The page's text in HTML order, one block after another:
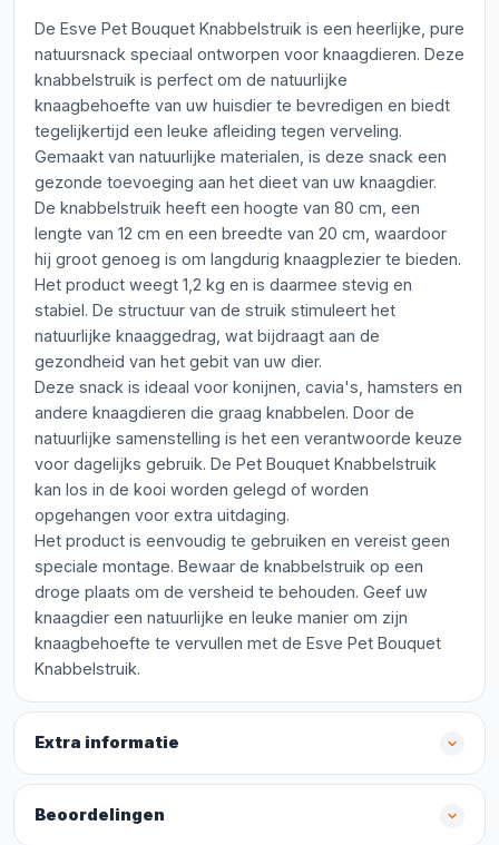
De Esve Pet Bouquet Knabbelstruik is een heerlijke, pure
natuursnack speciaal ontworpen voor knaagdieren. Deze
knabbelstruik is perfect om de natuurlijke
knaagbehoefte van uw huisdier te bevredigen en biedt
tegelijkertijd een leuke afleiding tegen verveling.
Gemaakt van natuurlijke materialen, is deze snack een
gezonde toevoeging aan het dieet van uw knaagdier.
De knabbelstruik heeft een hoogte van 80 cm, een
lengte van 12 cm en een breedte van 20 cm, waardoor
hij groot genoeg is om langdurig knaagplezier te bieden.
Het product weegt 1,2 kg en is daarmee stevig en
stabiel. De structuur van de struik stimuleert het
natuurlijke knaaggedrag, wat bijdraagt aan de
gezondheid van het gebit van uw dier.
Deze snack is ideaal voor konijnen, cavia's, hamsters en
andere knaagdieren die graag knabbelen. Door de
natuurlijke samenstelling is het een verantwoorde keuze
voor dagelijks gebruik. De Pet Bouquet Knabbelstruik
kan los in de kooi worden gelegd of worden
opgehangen voor extra uitdaging.
Het product is eenvoudig te gebruiken en vereist geen
speciale montage. Bewaar de knabbelstruik op een
droge plaats om de versheid te behouden. Geef uw
knaagdier een natuurlijke en leuke manier om zijn
knaagbehoefte te vervullen met de Esve Pet Bouquet
Knabbelstruik.
Extra informatie
Beoordelingen